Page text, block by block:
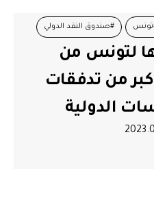
#صندوق النقد الدولي
لتونس من
من تدفقات
الدولية